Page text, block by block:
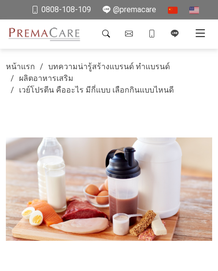
0808-108-109 @premacare
หน้าแรก
บทความน่ารู้สร้างแบรนด์ ทำแบรนด์
ผลิตอาหารเสริม
เวย์โปรตีน คืออะไร มีกี่แบบ เลือกกินแบบไหนดี